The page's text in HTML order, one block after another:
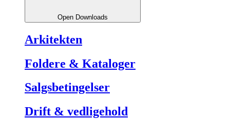
Open Downloads
Arkitekten
Foldere & Kataloger
Salgsbetingelser
Drift & vedligehold